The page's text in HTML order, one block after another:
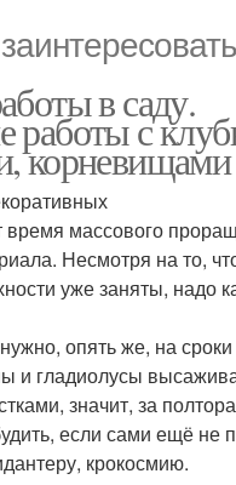
в саду.
работы с
корневищами
время массового
Несмотря на то,
уже заняты, надо
опять же, на
и гладиолусы
значит, за
если сами ещё не
крокосмию.